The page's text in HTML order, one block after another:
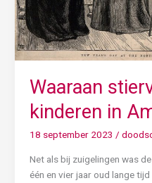
Waaraan
kinderen in
18 september 2023 /
Net als bij zuigelingen was
één en vier jaar oud lange